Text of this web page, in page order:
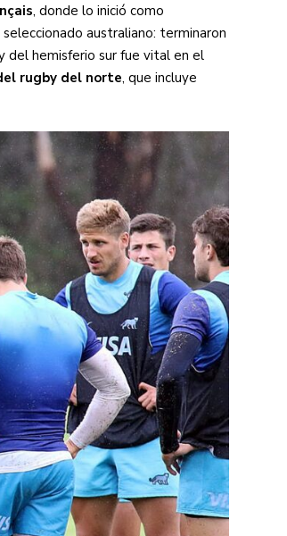
, donde lo inició como
australiano: terminaron
del hemisferio sur fue vital en el
rugby del norte, que incluye